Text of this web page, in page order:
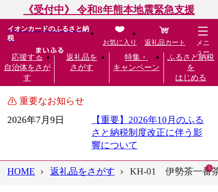
《受付中》 令和8年熊本地震緊急支援
イオンカードのふるさと納
税
応援する
自治体をさが
す
返礼品を
さがす
特集・
キャンペーン
ふるさと納税
を
はじめる
お気に入り 返礼品カート
メニ
ュー
重要なお知らせ
2026年7月9日
【重要】2026年10月のふる
さと納税制度改正に伴う影
響について
HOME 返礼品をさがす KH-01 伊勢茶一番